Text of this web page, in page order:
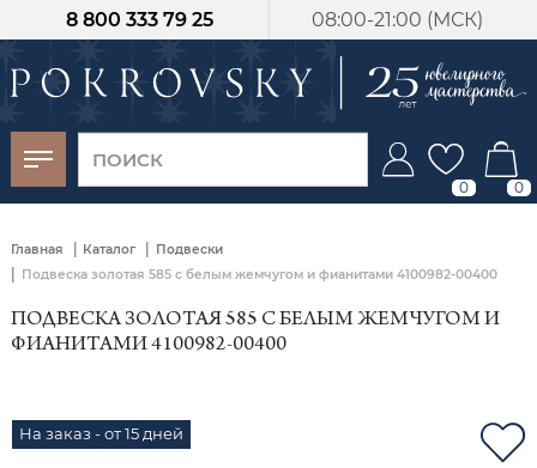
08:00-21:00 (МСК)
8 800 333 79 25
0 0
Главная | Каталог | Подвески
| Подвеска золотая 585 с белым жемчугом и фианитами 4100982-00400
ПОДВЕСКА ЗОЛОТАЯ 585 С БЕЛЫМ ЖЕМЧУГОМ И
ФИАНИТАМИ 4100982-00400
На заказ - от 15 дней
-30%
от 15 дней с
момента оплаты